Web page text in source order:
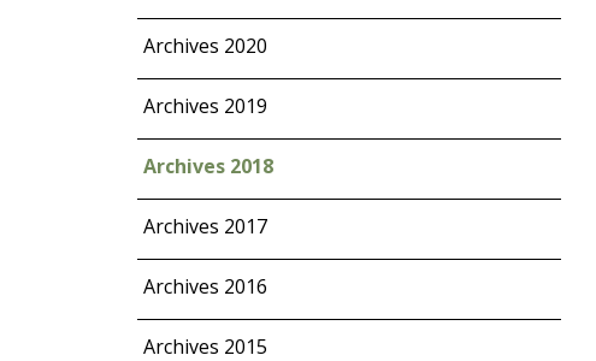
Archives 2020
Archives 2019
Archives 2018
Archives 2017
Archives 2016
Archives 2015